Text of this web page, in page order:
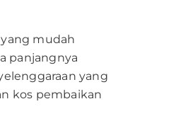
mudah
panjangnya
yang
kos pembaikan